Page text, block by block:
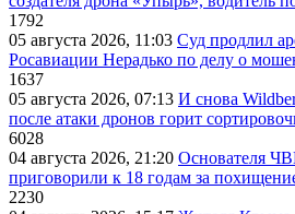
1792
05 августа 2026, 11:03 Суд продлил
Росавиации Нерадько по делу о
1637
05 августа 2026, 07:13 И снова
после атаки дронов горит
6028
04 августа 2026, 21:20 Основателя
приговорили к 18 годам за
2230